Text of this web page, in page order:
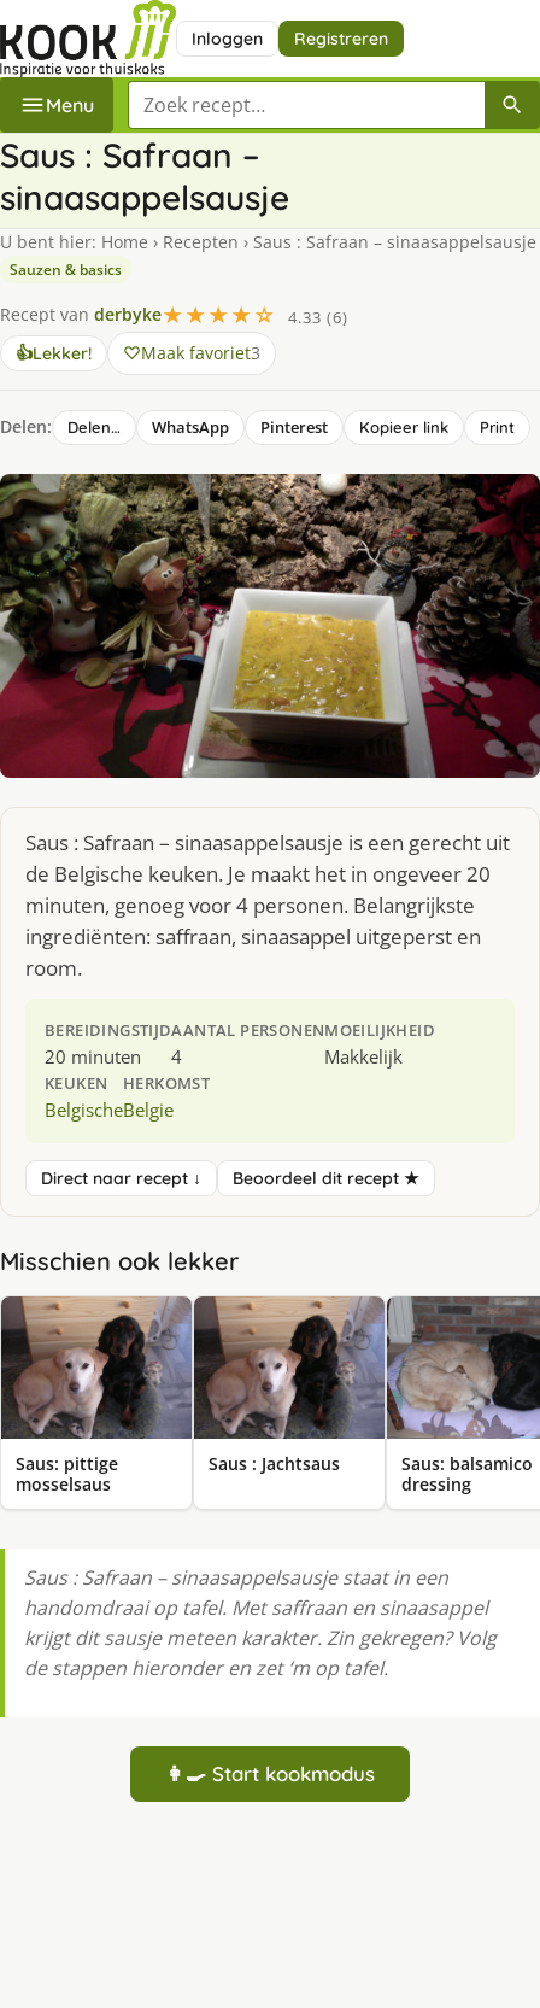
Inloggen Registreren
Menu Zoek een recept
Saus : Safraan –
sinaasappelsausje
U bent hier: Home › Recepten › Saus : Safraan – sinaasappelsausje
Sauzen & basics
Recept van derbyke★★★★☆
4.33 (6)
👍Lekker! Maak favoriet3
Delen: Delen… WhatsApp Pinterest Kopieer link Print
Saus : Safraan – sinaasappelsausje is een gerecht uit
de Belgische keuken. Je maakt het in ongeveer 20
minuten, genoeg voor 4 personen. Belangrijkste
ingrediënten: saffraan, sinaasappel uitgeperst en
room.
BEREIDINGSTIJD
20 minuten
AANTAL PERSONEN
4
MOEILIJKHEID
Makkelijk
KEUKEN
Belgische
HERKOMST
Belgie
Direct naar recept ↓ Beoordeel dit recept ★
Misschien ook lekker
Saus: pittige
mosselsaus
Saus : Jachtsaus
Saus: balsamico
dressing
Saus : Safraan – sinaasappelsausje staat in een
handomdraai op tafel. Met saffraan en sinaasappel
krijgt dit sausje meteen karakter. Zin gekregen? Volg
de stappen hieronder en zet ‘m op tafel.
👩‍🍳 Start kookmodus